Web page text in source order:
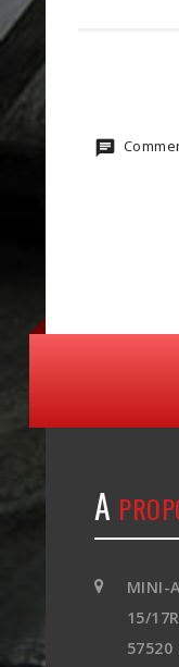
A
MINI-
15/
57520